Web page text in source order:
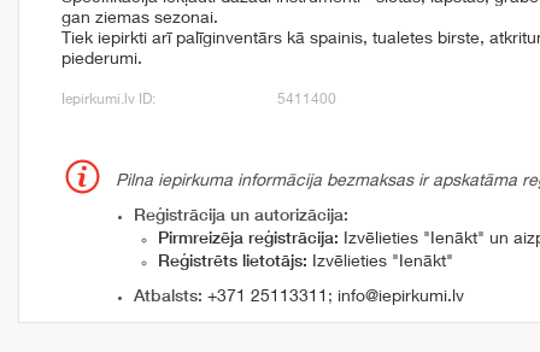
gan ziemas sezonai.
Tiek iepirkti arī palīginventārs kā spainis, tualetes birste,
piederumi.
Iepirkumi.lv ID: 5411400
Pilna iepirkuma informācija bezmaksas ir apskatāma
Reģistrācija un autorizācija:
Pirmreizēja reģistrācija: Izvēlieties "Ienākt" un
Reģistrēts lietotājs: Izvēlieties "Ienākt"
Atbalsts: +371 25113311 ; info@iepirkumi.lv